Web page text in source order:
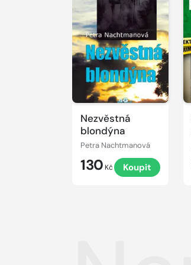
Nezvěstná
blondýna
Petra Nachtmanová
130 Kč Koupit